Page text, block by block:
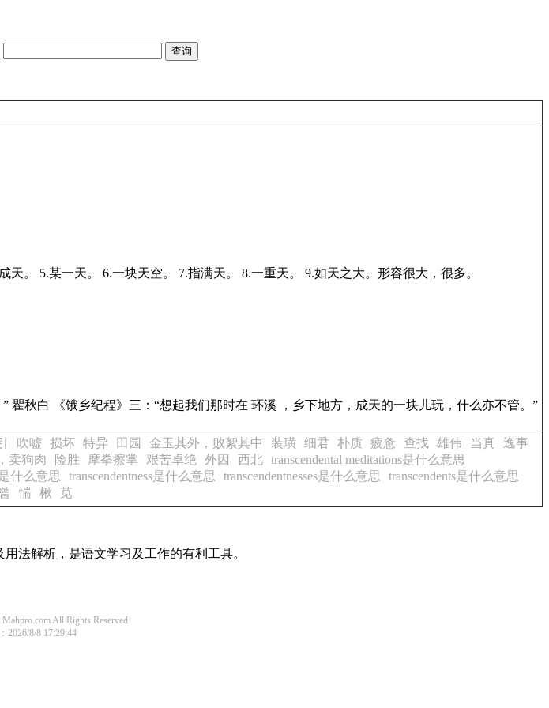
。 5.某一天。 6.一块天空。 7.指满天。 8.一重天。 9.如天之大。形容很大，很多。
瞿秋白 《饿乡纪程》 三：“想起我们那时在 环溪 ，乡下地方，成天的一块儿玩，什么亦不管。”
吹嘘 损坏 特异 田园 金玉其外，败絮其中 装璜 细君 朴质 疲惫 查找 雄伟 当真
逸事
卖狗肉 险胜 摩拳擦掌 艰苦卓绝 外因 西北 transcendental meditations是什么意思
什么意思 transcendentness是什么意思 transcendentnesses是什么意思
transcendents是什么意思
曾 惴 楸 苋
法解析，是语文学习及工作的有利工具。
All Rights Reserved
2026/8/8 17:29:44